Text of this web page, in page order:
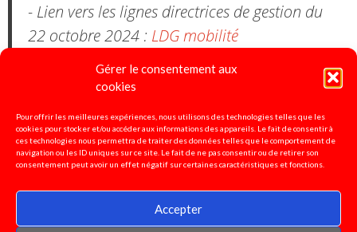
Gérer le consentement aux
cookies
Pour offrir les meilleures expériences, nous utilisons des technologies telles que les
cookies pour stocker et/ou accéder aux informations des appareils. Le fait de consentir à
ces technologies nous permettra de traiter des données telles que le comportement de
navigation ou les ID uniques sur ce site. Le fait de ne pas consentir ou de retirer son
consentement peut avoir un effet négatif sur certaines caractéristiques et fonctions.
Accepter
- Lien vers les lignes directrices de gestion du
22 octobre 2024 : LDG mobilité
-Lien vers les lignes directrices de gestion PPCR
Pétition pour la défense de
l'enseignement spécialisé!